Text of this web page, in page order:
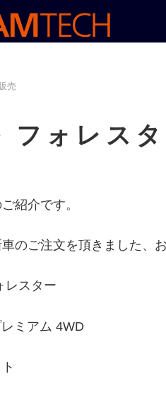
売
フォレス
紹介です。
のご注文を頂きました、
スター
ミアム 4WD